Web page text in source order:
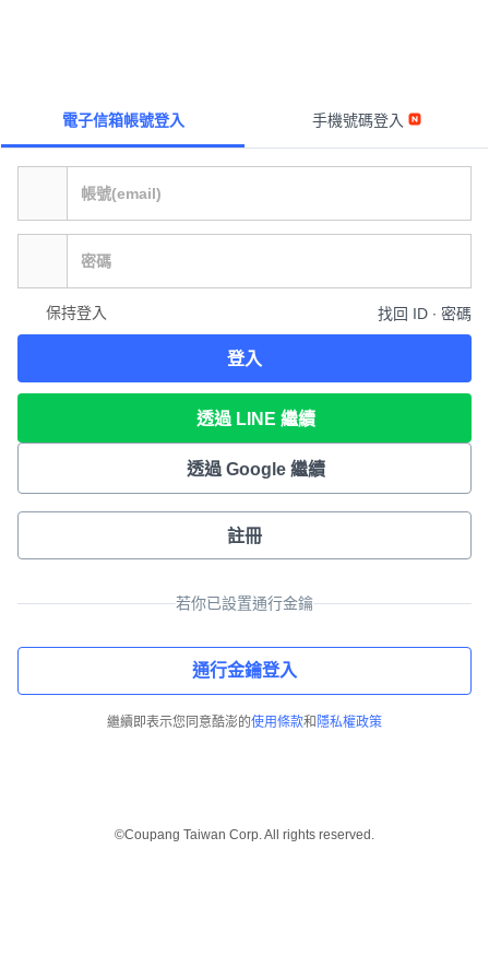
電子信箱帳號登入 手機號碼登入
保持登入 找回 ID ∙ 密碼
登入
透過 LINE 繼續
透過 Google 繼續
註冊
若你已設置通行金鑰
通行金鑰登入
繼續即表示您同意酷澎的使用條款和 隱私權政策
©Coupang Taiwan Corp. All rights reserved.